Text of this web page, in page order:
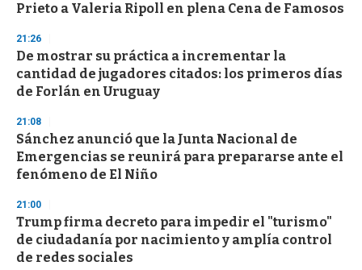
Prieto a Valeria Ripoll en plena Cena de Famosos
21:26
De mostrar su práctica a incrementar la
cantidad de jugadores citados: los primeros días
de Forlán en Uruguay
21:08
Sánchez anunció que la Junta Nacional de
Emergencias se reunirá para prepararse ante el
fenómeno de El Niño
21:00
Trump firma decreto para impedir el "turismo"
de ciudadanía por nacimiento y amplía control
de redes sociales